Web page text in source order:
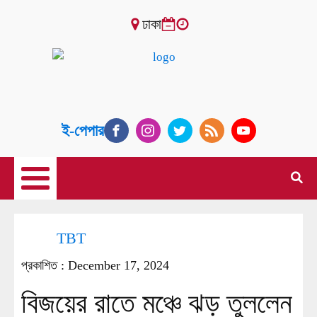
ঢাকা
ই-পেপার
TBT
প্রকাশিত : December 17, 2024
বিজয়ের রাতে মঞ্চে ঝড় তুললেন